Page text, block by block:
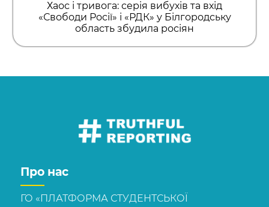
Хаос і тривога: серія вибухів та вхід
«Свободи Росії» і «РДК» у Білгородську
область збудила росіян
Про нас
ГО «ПЛАТФОРМА СТУДЕНТСЬКОЇ